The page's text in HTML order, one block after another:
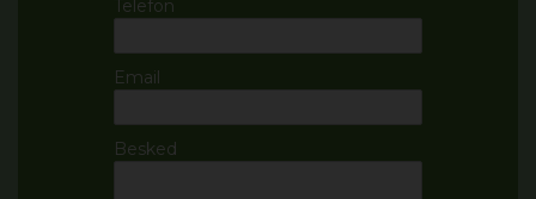
Telefon
Email
Besked